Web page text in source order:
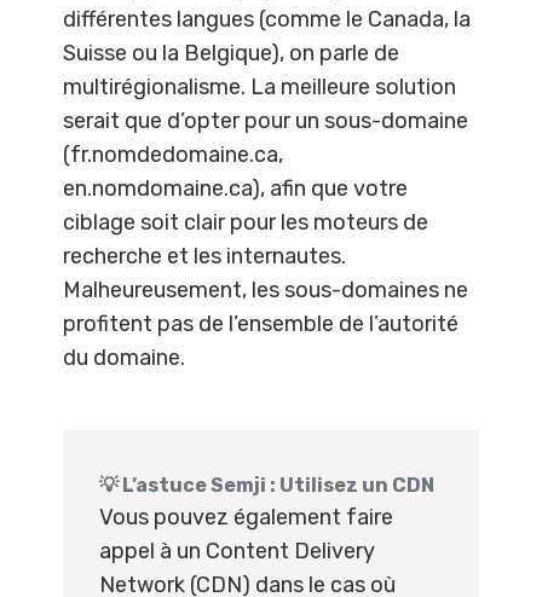
différentes langues (comme le Canada, la
Suisse ou la Belgique), on parle de
multirégionalisme. La meilleure solution
serait que d’opter pour un sous-domaine
(fr.nomdedomaine.ca,
en.nomdomaine.ca), afin que votre
ciblage soit clair pour les moteurs de
recherche et les internautes.
Malheureusement, les sous-domaines ne
profitent pas de l’ensemble de l’autorité
du domaine.
💡 L’astuce Semji : Utilisez un CDN
Vous pouvez également faire
appel à un Content Delivery
Network (CDN) dans le cas où